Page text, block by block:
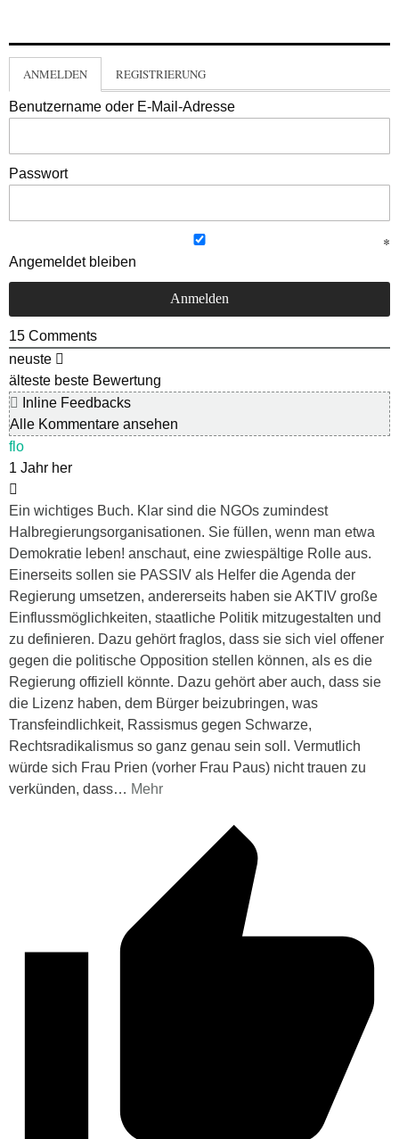
ANMELDEN REGISTRIERUNG
Benutzername oder E-Mail-Adresse
Passwort
Angemeldet bleiben
15 Comments
neuste
älteste beste Bewertung
Inline Feedbacks
Alle Kommentare ansehen
flo
1 Jahr her
Ein wichtiges Buch. Klar sind die NGOs zumindest
Halbregierungsorganisationen. Sie füllen, wenn man etwa
Demokratie leben! anschaut, eine zwiespältige Rolle aus.
Einerseits sollen sie PASSIV als Helfer die Agenda der
Regierung umsetzen, andererseits haben sie AKTIV große
Einflussmöglichkeiten, staatliche Politik mitzugestalten und
zu definieren. Dazu gehört fraglos, dass sie sich viel offener
gegen die politische Opposition stellen können, als es die
Regierung offiziell könnte. Dazu gehört aber auch, dass sie
die Lizenz haben, dem Bürger beizubringen, was
Transfeindlichkeit, Rassismus gegen Schwarze,
Rechtsradikalismus so ganz genau sein soll. Vermutlich
würde sich Frau Prien (vorher Frau Paus) nicht trauen zu
verkünden, dass… Mehr